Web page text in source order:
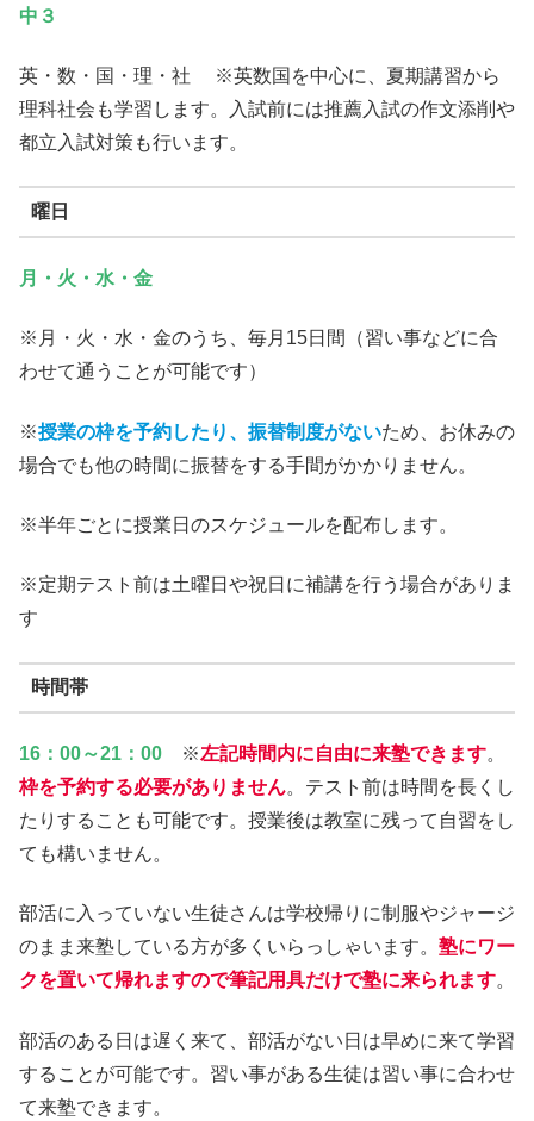
中３
英・数・国・理・社 ※英数国を中心に、夏期講習から
理科社会も学習します。入試前には推薦入試の作文添削や
都立入試対策も行います。
曜日
月・火・水・金
※月・火・水・金のうち、毎月15日間（習い事などに合
わせて通うことが可能です）
※授業の枠を予約したり、振替制度がないため、お休みの
場合でも他の時間に振替をする手間がかかりません。
※半年ごとに授業日のスケジュールを配布します。
※定期テスト前は土曜日や祝日に補講を行う場合がありま
す
時間帯
16：00～21：00 ※左記時間内に自由に来塾できます。
枠を予約する必要がありません。テスト前は時間を長くし
たりすることも可能です。授業後は教室に残って自習をし
ても構いません。
部活に入っていない生徒さんは学校帰りに制服やジャージ
のまま来塾している方が多くいらっしゃいます。 塾にワー
クを置いて帰れますので筆記用具だけで塾に来られます。
部活のある日は遅く来て、部活がない日は早めに来て学習
することが可能です。習い事がある生徒は習い事に合わせ
て来塾できます。